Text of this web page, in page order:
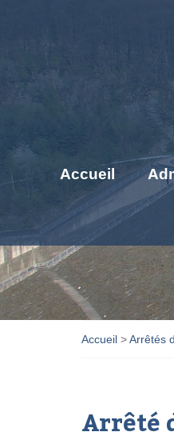
Accueil
Accueil >Arrêtés
Arrêté